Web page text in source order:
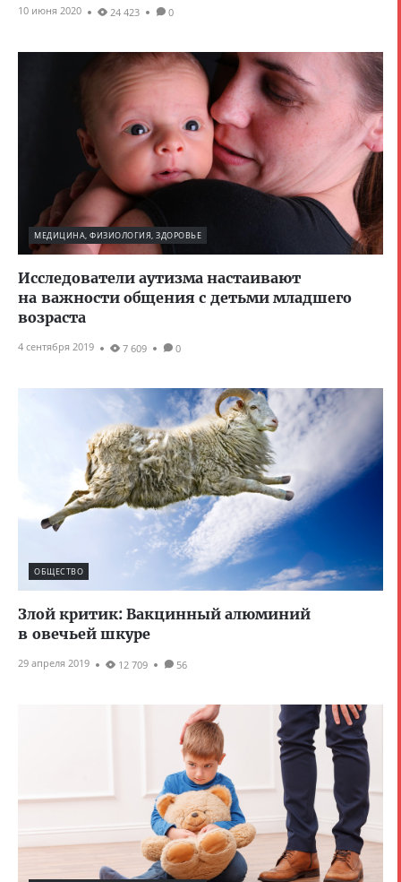
10 июня 2020 24 423 0
МЕДИЦИНА, ФИЗИОЛОГИЯ, ЗДОРОВЬЕ
Исследователи аутизма настаивают
на важности общения с детьми младшего
возраста
4 сентября 2019 7 609 0
ОБЩЕСТВО
Злой критик: Вакцинный алюминий
в овечьей шкуре
29 апреля 2019 12 709 56